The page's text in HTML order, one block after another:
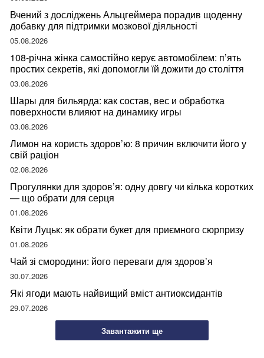
Вчений з досліджень Альцгеймера порадив щоденну
добавку для підтримки мозкової діяльності
05.08.2026
108-річна жінка самостійно керує автомобілем: п’ять
простих секретів, які допомогли їй дожити до століття
03.08.2026
Шары для бильярда: как состав, вес и обработка
поверхности влияют на динамику игры
03.08.2026
Лимон на користь здоров’ю: 8 причин включити його у
свій раціон
02.08.2026
Прогулянки для здоров’я: одну довгу чи кілька коротких
— що обрати для серця
01.08.2026
Квіти Луцьк: як обрати букет для приємного сюрпризу
01.08.2026
Чай зі смородини: його переваги для здоров’я
30.07.2026
Які ягоди мають найвищий вміст антиоксидантів
29.07.2026
Завантажити ще